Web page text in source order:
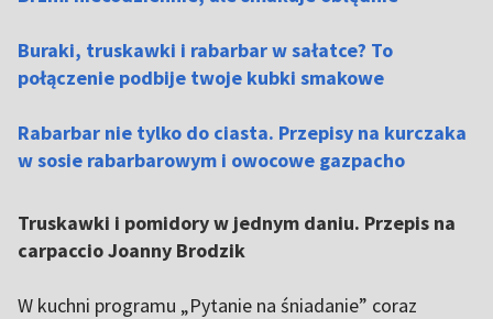
Buraki, truskawki i rabarbar w sałatce? To
połączenie podbije twoje kubki smakowe
Rabarbar nie tylko do ciasta. Przepisy na kurczaka
w sosie rabarbarowym i owocowe gazpacho
Truskawki i pomidory w jednym daniu. Przepis na
carpaccio Joanny Brodzik
W kuchni programu „Pytanie na śniadanie” coraz